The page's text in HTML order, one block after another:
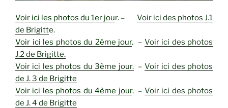
Voir ici les photos du 1er jour. – Voir ici des photos J.1
de Brigitte.
Voir ici les photos du 2ème jour. – Voir ici des photos
J.2 de Brigitte.
Voir ici les photos du 3ème jour.– Voir ici des photos
de J. 3 de Brigitte
Voir ici les photos du 4ème jour. – Voir ici des photos
de J. 4 de Brigitte